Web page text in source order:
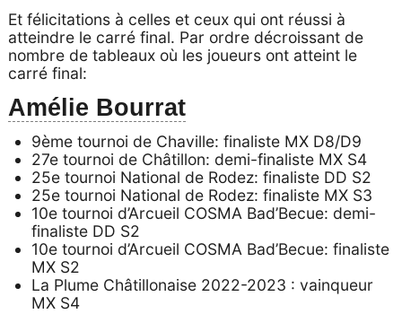
Et félicitations à celles et ceux qui ont réussi à
atteindre le carré final. Par ordre décroissant de
nombre de tableaux où les joueurs ont atteint le
carré final:
Amélie Bourrat
9ème tournoi de Chaville: finaliste MX D8/D9
27e tournoi de Châtillon: demi-finaliste MX S4
25e tournoi National de Rodez: finaliste DD S2
25e tournoi National de Rodez: finaliste MX S3
10e tournoi d’Arcueil COSMA Bad’Becue: demi-
finaliste DD S2
10e tournoi d’Arcueil COSMA Bad’Becue: finaliste
MX S2
La Plume Châtillonaise 2022-2023 : vainqueur
MX S4